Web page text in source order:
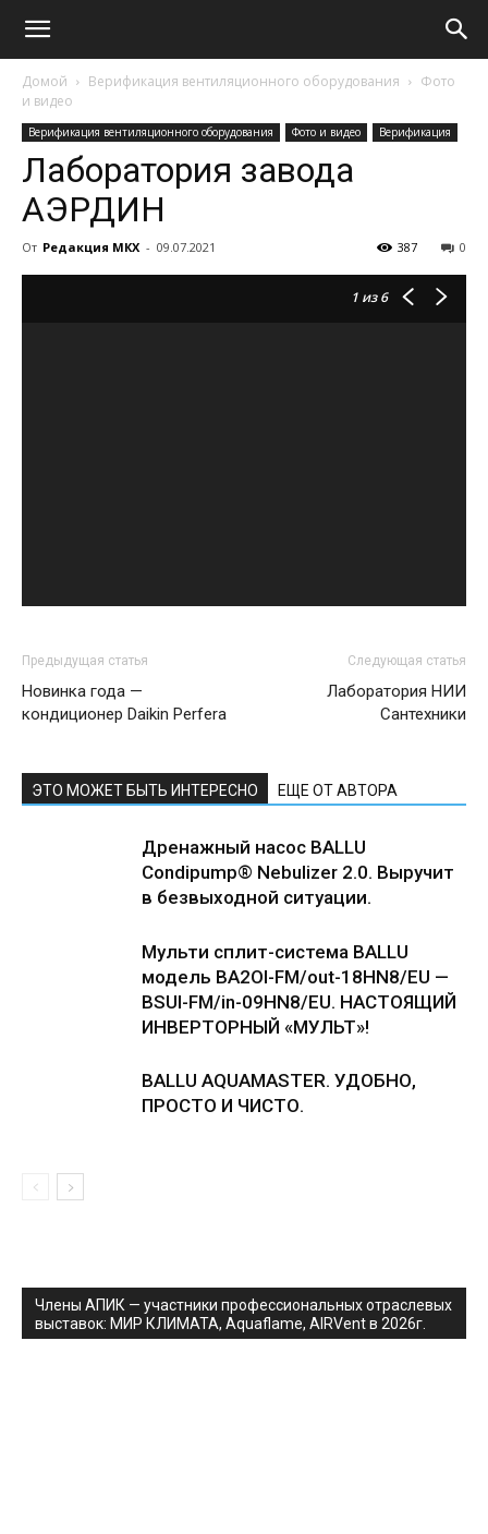
Домой Верификация вентиляционного оборудования
Фото
и видео
Верификация вентиляционного оборудования Фото и видео Верификация
Лаборатория завода
АЭРДИН
От Редакция МКХ - 09.07.2021 0
387
1 из 6
Предыдущая статья
Новинка года —
кондиционер Daikin Perfera
Следующая статья
Лаборатория НИИ
Сантехники
ЭТО МОЖЕТ БЫТЬ ИНТЕРЕСНО ЕЩЕ ОТ АВТОРА
Дренажный насос BALLU
Condipump® Nebulizer 2.0. Выручит
в безвыходной ситуации.
Мульти сплит-система BALLU
модель BA2OI-FM/out-18HN8/EU —
BSUI-FM/in-09HN8/EU. НАСТОЯЩИЙ
ИНВЕРТОРНЫЙ «МУЛЬТ»!
BALLU AQUAMASTER. УДОБНО,
ПРОСТО И ЧИСТО.
Члены АПИК — участники профессиональных отраслевых
выставок: МИР КЛИМАТА, Aquaflame, AIRVent в 2026г.